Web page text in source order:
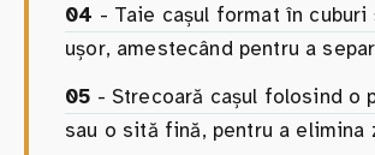
04 - Taie cașul format în
ușor, amestecând pentru a
05 - Strecoară cașul folosind o
sau o sită fină, pentru a elimina